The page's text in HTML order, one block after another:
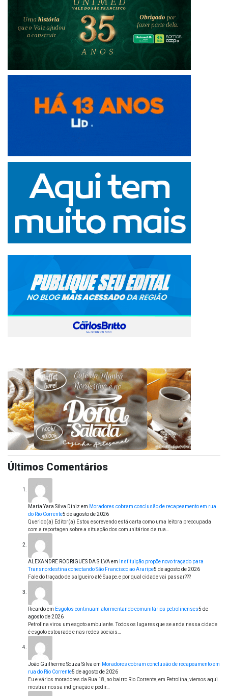
Últimos Comentários
Maria Yara Silva Diniz em Moradores cobram conclusão de recapeamento em rua
do Rio Corrente5 de agosto de 2026
Querido(a) Editor(a) Estou escrevendo está carta como uma leitora preocupada
com a reportagen sobre a situação dos comunitários da rua…
ALEXANDRE RODRIGUES DA SILVAem
Instituição propõe novo traçado para
Transnordestina conectando São Francisco ao Araripe5 de agosto de 2026
Fale do traçado de salgueiro até Suape.e por qual cidade vai passar???
Ricardoem Esgotos continuam atormentando comunitários petrolinenses5 de
agosto de 2026
Petrolina virou um esgoto ambulante. Todos os lugares que se anda nessa cidade
é esgoto estourado e nas redes sociais…
João Guilherme Souza Silva em Moradores cobram conclusão de recapeamento em
rua do Rio Corrente5 de agosto de 2026
Eu e vários moradores da Rua 18, no bairro Rio Corrente, em Petrolina, viemos aqui
mostrar nossa indignação e pedir…